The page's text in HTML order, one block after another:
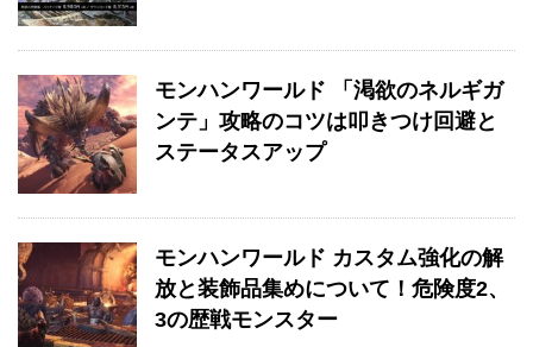
モンハンワールド 「渇欲のネルギガ
ンテ」攻略のコツは叩きつけ回避と
ステータスアップ
モンハンワールド カスタム強化の解
放と装飾品集めについて！危険度2、
3の歴戦モンスター